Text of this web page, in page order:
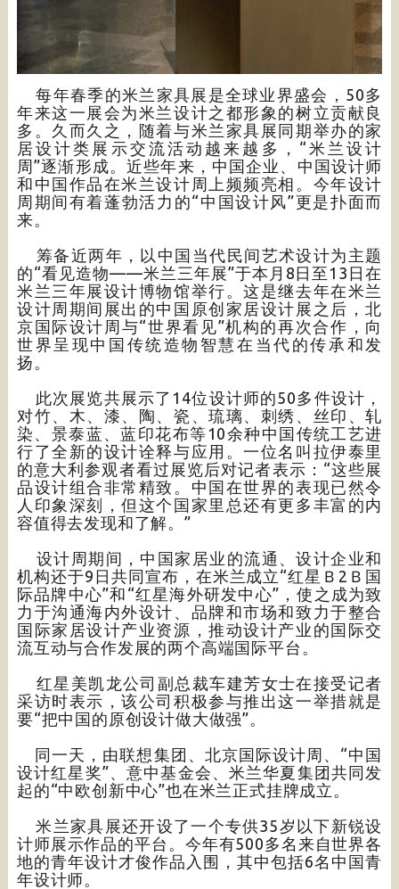
每年春季的米兰家具展是全球业界盛会，50多
年来这一展会为米兰设计之都形象的树立贡献良
多。久而久之，随着与米兰家具展同期举办的家
居设计类展示交流活动越来越多，“米兰设计
周”逐渐形成。近些年来，中国企业、中国设计师
和中国作品在米兰设计周上频频亮相。今年设计
周期间有着蓬勃活力的“中国设计风”更是扑面而
来。
筹备近两年，以中国当代民间艺术设计为主题
的“看见造物——米兰三年展”于本月8日至13日在
米兰三年展设计博物馆举行。这是继去年在米兰
设计周期间展出的中国原创家居设计展之后，北
京国际设计周与“世界看见”机构的再次合作，向
世界呈现中国传统造物智慧在当代的传承和发
扬。
此次展览共展示了14位设计师的50多件设计，
对竹、木、漆、陶、瓷、琉璃、刺绣、丝印、轧
染、景泰蓝、蓝印花布等10余种中国传统工艺进
行了全新的设计诠释与应用。一位名叫拉伊泰里
的意大利参观者看过展览后对记者表示：“这些展
品设计组合非常精致。中国在世界的表现已然令
人印象深刻，但这个国家里总还有更多丰富的内
容值得去发现和了解。”
设计周期间，中国家居业的流通、设计企业和
机构还于9日共同宣布，在米兰成立“红星Ｂ2Ｂ国
际品牌中心”和“红星海外研发中心”，使之成为致
力于沟通海内外设计、品牌和市场和致力于整合
国际家居设计产业资源，推动设计产业的国际交
流互动与合作发展的两个高端国际平台。
红星美凯龙公司副总裁车建芳女士在接受记者
采访时表示，该公司积极参与推出这一举措就是
要“把中国的原创设计做大做强”。
同一天，由联想集团、北京国际设计周、“中国
设计红星奖”、意中基金会、米兰华夏集团共同发
起的“中欧创新中心”也在米兰正式挂牌成立。
米兰家具展还开设了一个专供35岁以下新锐设
计师展示作品的平台。今年有500多名来自世界各
地的青年设计才俊作品入围，其中包括6名中国青
年设计师。